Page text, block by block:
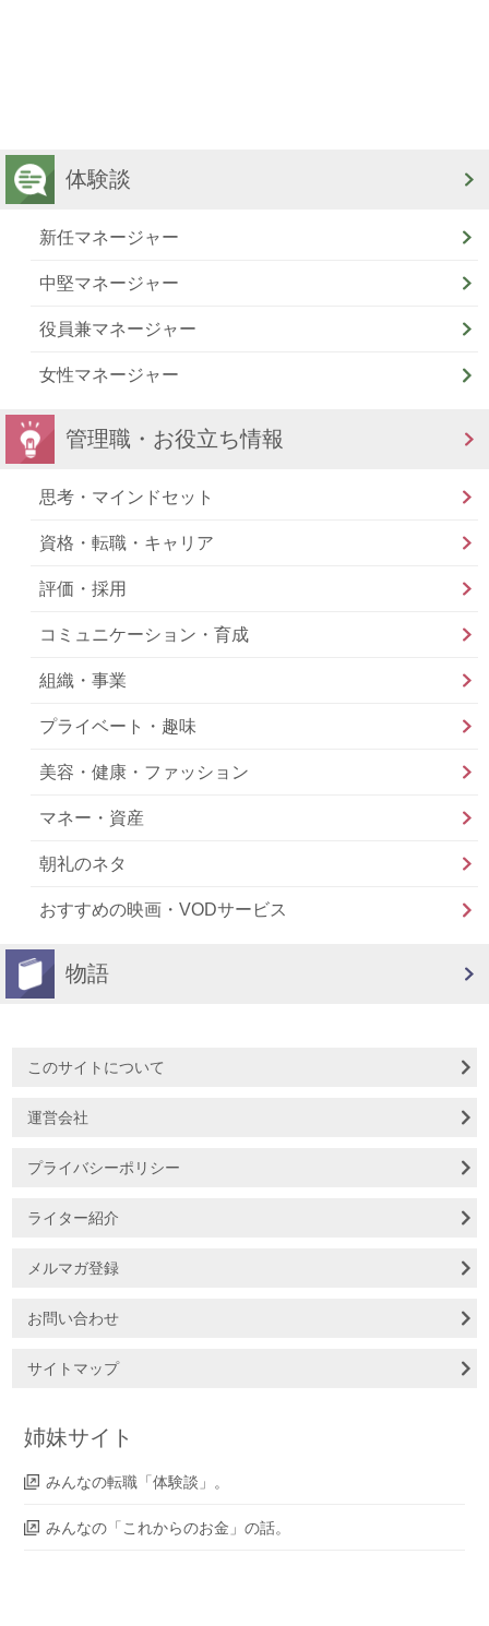
体験談
新任マネージャー
中堅マネージャー
役員兼マネージャー
女性マネージャー
管理職・お役立ち情報
思考・マインドセット
資格・転職・キャリア
評価・採用
コミュニケーション・育成
組織・事業
プライベート・趣味
美容・健康・ファッション
マネー・資産
朝礼のネタ
おすすめの映画・VODサービス
物語
このサイトについて
運営会社
プライバシーポリシー
ライター紹介
メルマガ登録
お問い合わせ
サイトマップ
姉妹サイト
みんなの転職「体験談」。
みんなの「これからのお金」の話。